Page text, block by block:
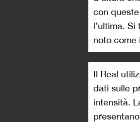
con
l’ultima.
noto come
Il Real
dati sulle
intensità.